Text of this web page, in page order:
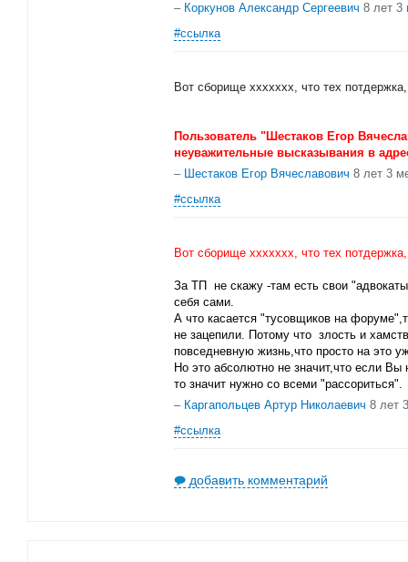
– Коркунов Александр Сергеевич 8 лет 3
#ссылка
Вот сборище ххххххх, что тех
Пользователь "Шестаков Егор
неуважительные высказывания в
– Шестаков Егор Вячеславович 8 лет 3
#ссылка
Вот сборище ххххххх, что тех
За ТП не скажу -там есть свои
себя сами.
А что касается "тусовщиков на
не зацепили. Потому что злость и
повседневную жизнь,что просто на это
Но это абсолютно не значит,что если
то значит нужно со всеми "рассориться".
– Каргапольцев Артур Николаевич 8 лет
#ссылка
добавить комментарий